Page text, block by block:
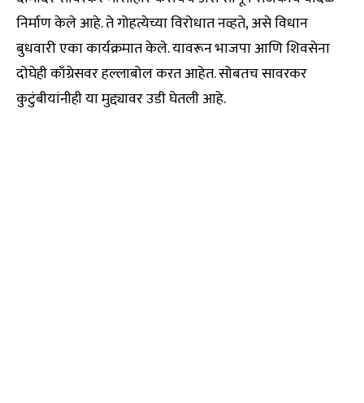
निर्माण केले आहे. ते गोहत्येच्या विरोधात नव्हते, असे विधान
बुधवारी एका कार्यक्रमात केले. यावरून भाजपा आणि शिवसेना
दोघेही काँग्रेसवर हल्लाबोल करत आहेत. सोबतच सावरकर
कुटुंबीयांनीही या मुद्द्यावर उडी घेतली आहे.